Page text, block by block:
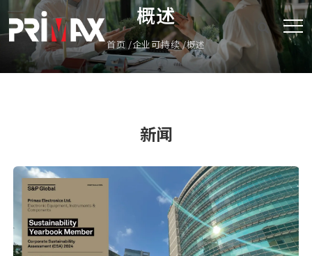
概述
首页 企业可持续 概述
新闻
致伸连续第二年入选《S&P 全球可持续年鉴》，彰显卓
越的可持续发展成果